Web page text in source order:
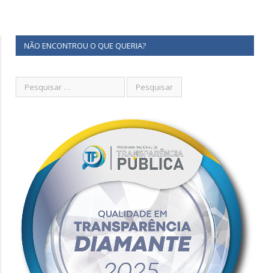
NÃO ENCONTROU O QUE QUERIA?